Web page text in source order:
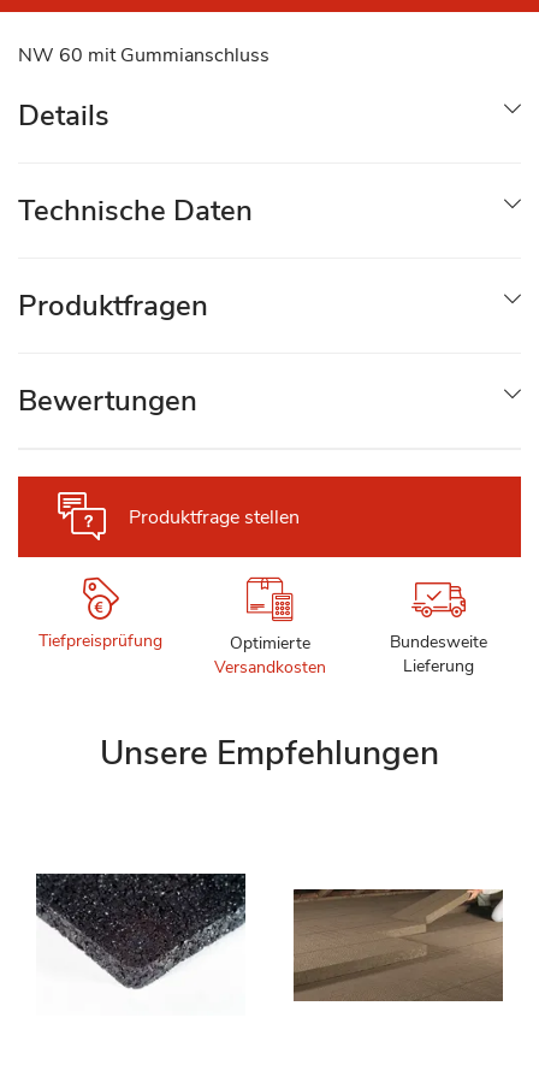
NW 60 mit Gummianschluss
Produktfrage stellen
Tiefpreisprüfung
Optimierte
Versandkosten
Bundesweite
Lieferung
Details
Technische Daten
Produktfragen
Bewertungen
Unsere Empfehlungen